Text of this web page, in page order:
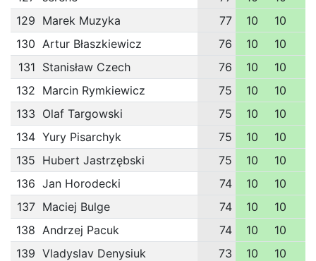
129 Marek Muzyka 77 10 10
130 Artur Błaszkiewicz 76 10 10
131 Stanisław Czech 76 10 10
132 Marcin Rymkiewicz 75 10 10
133 Olaf Targowski 75 10 10
134 Yury Pisarchyk 75 10 10
135 Hubert Jastrzębski 75 10 10
136 Jan Horodecki 74 10 10
137 Maciej Bulge 74 10 10
138 Andrzej Pacuk 74 10 10
139 Vladyslav Denysiuk 73 10 10